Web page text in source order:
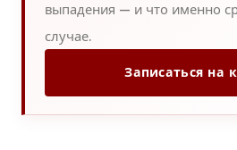
выпадения — и что именно
случае.
Записаться на